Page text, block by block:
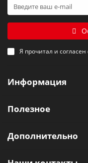
Я прочитал и
Информация
Полезное
Дополнительно